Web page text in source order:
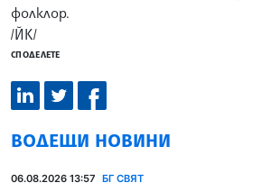
фолклор.
/ЙК/
СПОДЕЛЕТЕ
ВОДЕЩИ НОВИНИ
06.08.2026 13:57 БГ СВЯТ